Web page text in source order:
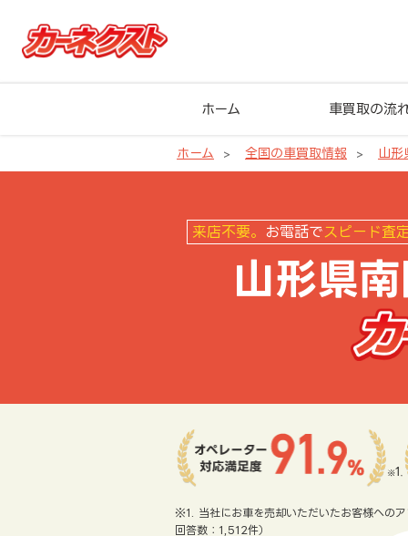
ホーム 車買取の流
ホーム 全国の車買取情報 山形
来店不要。 お電話で スピード査
山形県
※1. 当社にお車を売却いただいたお客様への
回答数：1,512件）